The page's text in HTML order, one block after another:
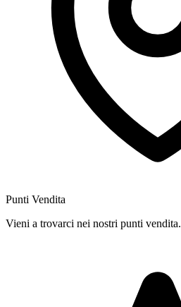
Punti Vendita
Vieni a trovarci nei nostri punti vendita.